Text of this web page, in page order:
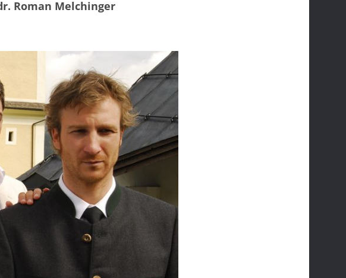
Roman Melchinger